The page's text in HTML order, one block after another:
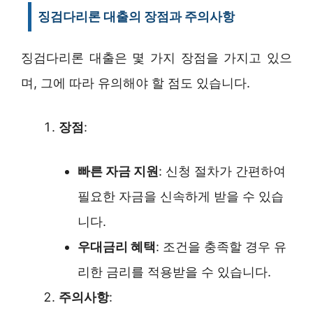
징검다리론 대출의 장점과 주의사항
징검다리론 대출은 몇 가지 장점을 가지고 있으
며, 그에 따라 유의해야 할 점도 있습니다.
장점:
빠른 자금 지원: 신청 절차가 간편하여
필요한 자금을 신속하게 받을 수 있습
니다.
우대금리 혜택: 조건을 충족할 경우 유
리한 금리를 적용받을 수 있습니다.
주의사항: